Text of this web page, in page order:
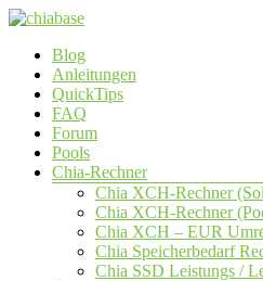
Zum
springen
chiabase
CHIA
Info-
Community
Seite
Menü
Blog
Anleitungen
QuickTips
FAQ
Forum
Pools
Chia-Rechner
Chia XCH-Rechner
Chia XCH-Rechner
Chia XCH – EUR
Chia Speicherbedarf
Chia SSD Leistungs /